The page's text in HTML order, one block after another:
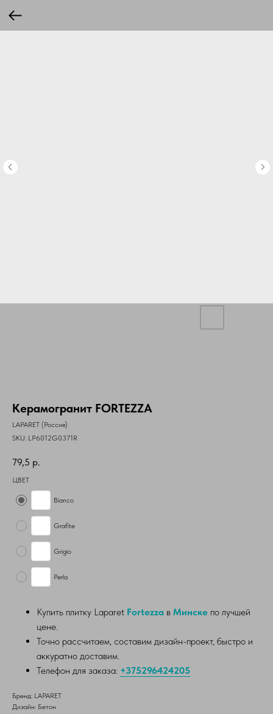
Керамогранит FORTEZZA
LAPARET (Россия)
SKU: LP6012G0371R
79,5 р.
ЦВЕТ
Bianco
Grafite
Grigio
Perla
Купить плитку Laparet Fortezza в Минске по лучшей
цене.
Точно рассчитаем, составим дизайн-проект, быстро и
аккуратно доставим.
Телефон для заказа: +375296424205
Бренд: LAPARET
Дизайн: Бетон